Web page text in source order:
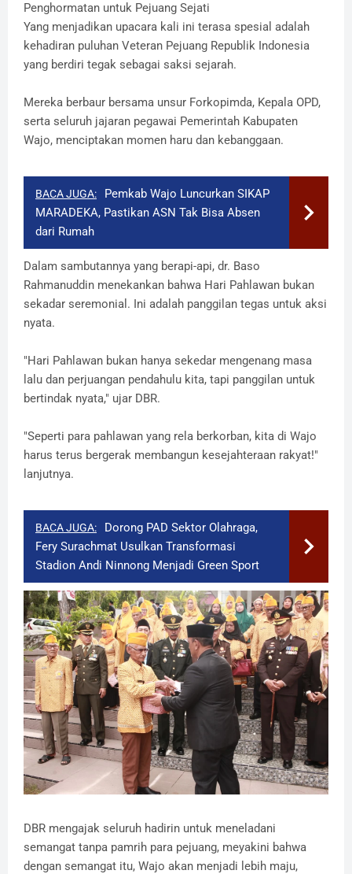
Penghormatan untuk Pejuang Sejati
​Yang menjadikan upacara kali ini terasa spesial adalah
kehadiran puluhan Veteran Pejuang Republik Indonesia
yang berdiri tegak sebagai saksi sejarah.
Mereka berbaur bersama unsur Forkopimda, Kepala OPD,
serta seluruh jajaran pegawai Pemerintah Kabupaten
Wajo, menciptakan momen haru dan kebanggaan.
BACA JUGA:
Pemkab Wajo Luncurkan SIKAP
MARADEKA, Pastikan ASN Tak Bisa Absen
dari Rumah
​Dalam sambutannya yang berapi-api, dr. Baso
Rahmanuddin menekankan bahwa Hari Pahlawan bukan
sekadar seremonial. Ini adalah panggilan tegas untuk aksi
nyata.
​"Hari Pahlawan bukan hanya sekedar mengenang masa
lalu dan perjuangan pendahulu kita, tapi panggilan untuk
bertindak nyata," ujar DBR.
"Seperti para pahlawan yang rela berkorban, kita di Wajo
harus terus bergerak membangun kesejahteraan rakyat!"
lanjutnya.
BACA JUGA:
Dorong PAD Sektor Olahraga,
Fery Surachmat Usulkan Transformasi
Stadion Andi Ninnong Menjadi Green Sport
​DBR mengajak seluruh hadirin untuk meneladani
semangat tanpa pamrih para pejuang, meyakini bahwa
dengan semangat itu, Wajo akan menjadi lebih maju,